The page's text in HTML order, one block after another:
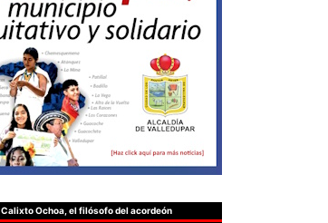
Calixto Ochoa, el filósofo del acordeón